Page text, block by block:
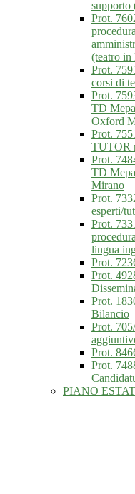
supporto
Prot.
(teatro in
Prot.
corsi di
Prot.
TD
Oxford
Prot.
TUTOR
Prot.
TD
Mirano
Prot.
esperti/
Prot.
lingua
Prot.
Prot.
Prot.
Bilancio
Prot.
Prot.
Prot.
PIANO